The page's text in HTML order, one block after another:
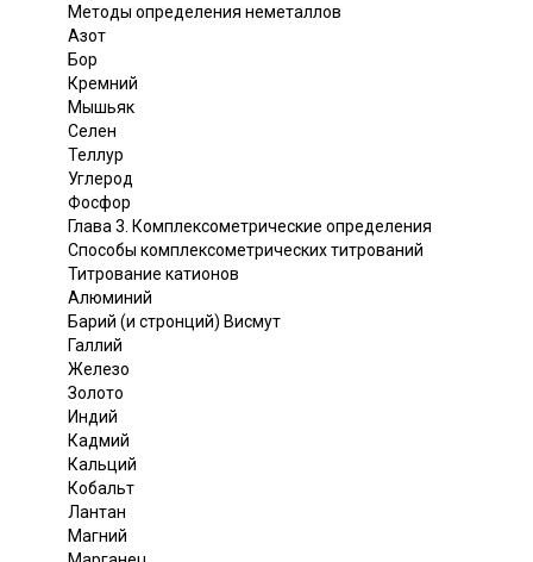
Методы определения неметаллов
Азот
Бор
Кремний
Мышьяк
Селен
Теллур
Углерод
Фосфор
Глава 3. Комплексометрические определения
Способы комплексометрических титрований
Титрование катионов
Алюминий
Барий (и стронций) Висмут
Галлий
Железо
Золото
Индий
Кадмий
Кальций
Кобальт
Лантан
Магний